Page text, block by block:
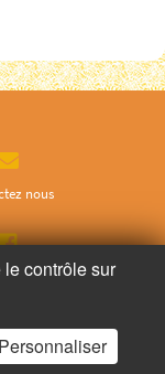
nous
contrôle sur
Personnaliser